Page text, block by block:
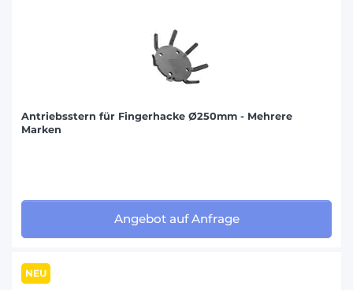
Antriebsstern für Fingerhacke Ø250mm - Mehrere
Marken
Angebot auf Anfrage
NEU